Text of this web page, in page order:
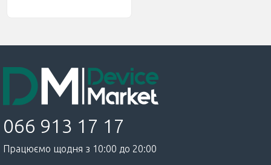
066 913 17 17
Працюємо щодня з 10:00 до 20:00